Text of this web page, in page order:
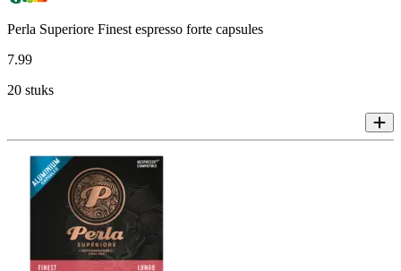
Perla Superiore Finest espresso forte capsules
7.99
20 stuks